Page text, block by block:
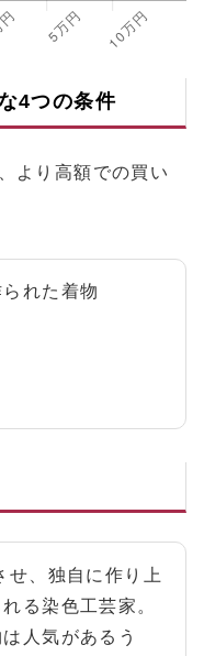
4つの条件
より高額での買い
れた着物
せ、独自に作り上
る染色工芸家。
人気があるう